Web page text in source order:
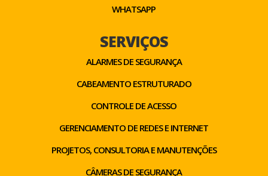
WHATSAPP
SERVIÇOS
ALARMES DE SEGURANÇA
CABEAMENTO ESTRUTURADO
CONTROLE DE ACESSO
GERENCIAMENTO DE REDES E INTERNET
PROJETOS, CONSULTORIA E MANUTENÇÕES
CÂMERAS DE SEGURANÇA